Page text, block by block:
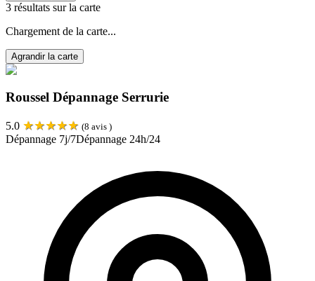
3 résultats sur la carte
Chargement de la carte...
Agrandir la carte
Roussel Dépannage Serrurie
5.0 ★★★★★ (8 avis )
Dépannage 7j/7Dépannage 24h/24